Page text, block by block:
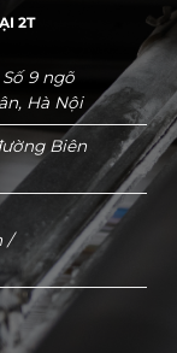
2T
9 ngõ
Hà Nội
Biên
/